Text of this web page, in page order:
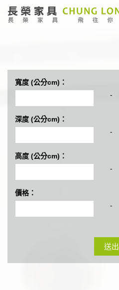
寬度 (公分cm)：
-
深度 (公分cm)：
-
高度 (公分cm)：
-
價格：
-
送出